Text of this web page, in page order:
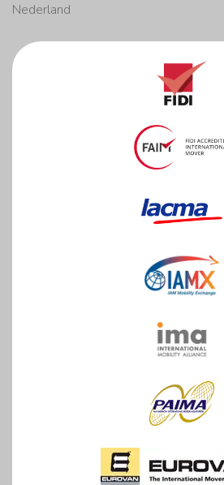
Nederland